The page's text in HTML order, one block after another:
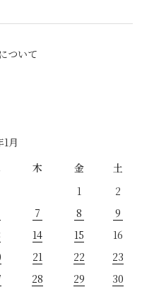
ついて
1月
木 金
土
1
2
7 8
9
14 15
16
21 22
23
28 29
30